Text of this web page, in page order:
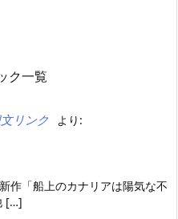
ク一覧
リンク
より:
作「船上のカナリアは陽気な不
[…]